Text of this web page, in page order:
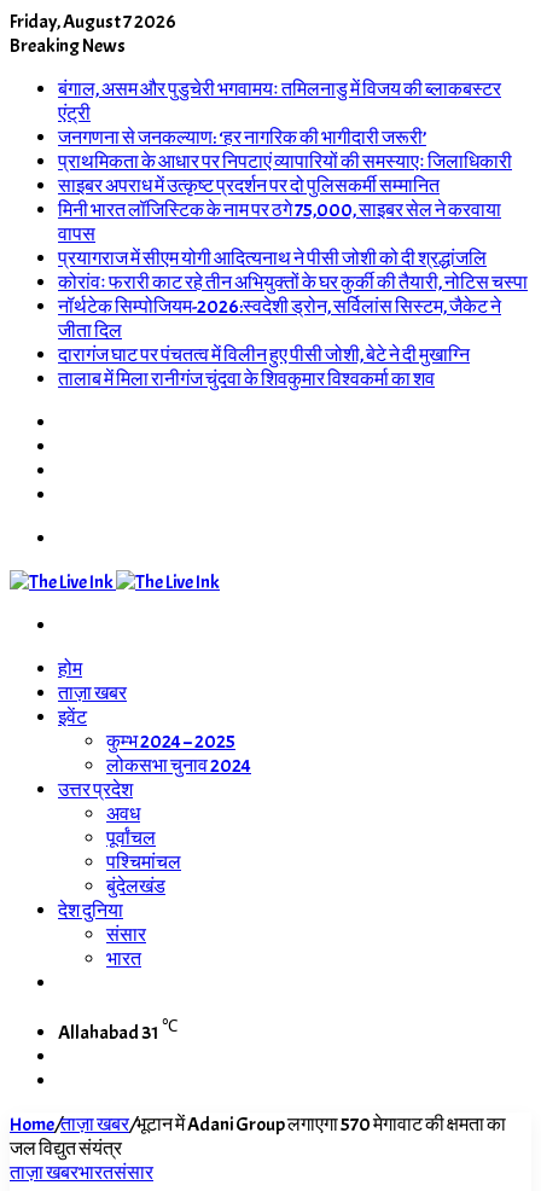
Friday, August 7 2026
Breaking News
बंगाल, असम और पुडुचेरी भगवामयः तमिलनाडु में विजय की ब्लाकबस्टर
एंट्री
जनगणना से जनकल्याण: ‘हर नागरिक की भागीदारी जरूरी’
प्राथमिकता के आधार पर निपटाएं व्यापारियों की समस्याएः जिलाधिकारी
साइबर अपराध में उत्कृष्ट प्रदर्शन पर दो पुलिसकर्मी सम्मानित
मिनी भारत लॉजिस्टिक के नाम पर ठगे 75,000, साइबर सेल ने करवाया
वापस
प्रयागराज में सीएम योगी आदित्यनाथ ने पीसी जोशी को दी श्रद्धांजलि
कोरांवः फरारी काट रहे तीन अभियुक्तों के घर कुर्की की तैयारी, नोटिस चस्पा
नॉर्थटेक सिम्पोजियम-2026:स्वदेशी ड्रोन, सर्विलांस सिस्टम, जैकेट ने
जीता दिल
दारागंज घाट पर पंचतत्व में विलीन हुए पीसी जोशी, बेटे ने दी मुखाग्नि
तालाब में मिला रानीगंज चुंदवा के शिवकुमार विश्वकर्मा का शव
होम
ताज़ा खबर
इवेंट
कुम्भ 2024 – 2025
लोकसभा चुनाव 2024
उत्तर प्रदेश
अवध
पूर्वांचल
पश्चिमांचल
बुंदेलखंड
देश दुनिया
संसार
भारत
Allahabad31 ℃
Home/ताज़ा खबर/भूटान में Adani Group लगाएगा 570 मेगावाट की क्षमता का
जल विद्युत संयंत्र
ताज़ा खबरभारतसंसार